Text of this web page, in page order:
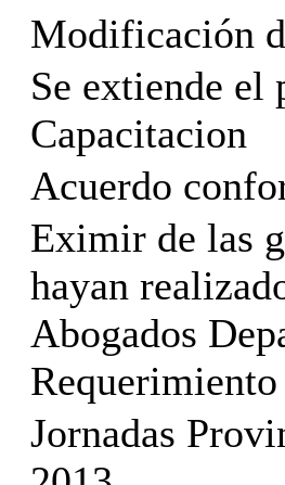
Modificación
Se extiende el
Capacitacion
Acuerdo
Eximir de las
hayan
Abogados
Jornadas